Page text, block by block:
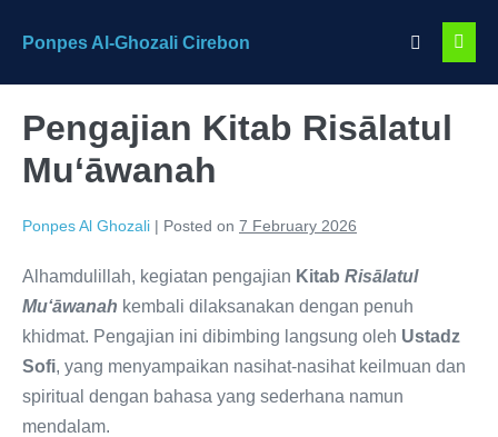
Ponpes Al-Ghozali Cirebon
Search
Menu
Pengajian Kitab Risālatul
Mu‘āwanah
Ponpes Al Ghozali | Posted on 7 February 2026
Alhamdulillah, kegiatan pengajian Kitab Risālatul
Mu‘āwanah kembali dilaksanakan dengan penuh
khidmat. Pengajian ini dibimbing langsung oleh Ustadz
Sofi, yang menyampaikan nasihat-nasihat keilmuan dan
spiritual dengan bahasa yang sederhana namun
mendalam.